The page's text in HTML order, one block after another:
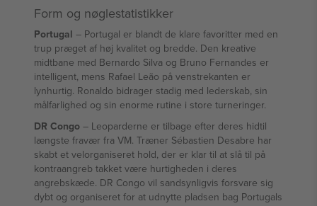
Form og nøglestatistikker
Portugal – Portugal er blandt de klare favoritter med en
trup præget af høj kvalitet og bredde. Den kreative
midtbane med Bernardo Silva og Bruno Fernandes er
intelligent, mens Rafael Leão på venstrekanten er
lynhurtig. Ronaldo bidrager stadig med lederskab, sin
målfarlighed og sin enorme rutine i store turneringer.
DR Congo – Leoparderne er tilbage efter deres hidtil
længste fravær fra VM. Træner Sébastien Desabre har
skabt et velorganiseret hold, der er klar til at slå til på
kontraangreb takket være hurtigheden i deres
angrebskæde. DR Congo vil sandsynligvis forsvare sig
dybt og organiseret for at udnytte pladsen bag Portugals